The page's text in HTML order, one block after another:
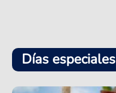
Días especiales